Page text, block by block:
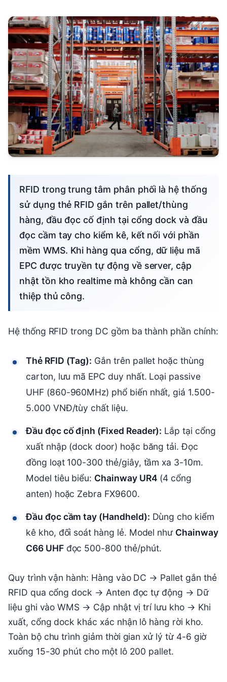
RFID trong trung tâm phân phối là hệ thống
sử dụng thẻ RFID gắn trên pallet/thùng
hàng, đầu đọc cố định tại cổng dock và đầu
đọc cầm tay cho kiểm kê, kết nối với phần
mềm WMS. Khi hàng qua cổng, dữ liệu mã
EPC được truyền tự động về server, cập
nhật tồn kho realtime mà không cần can
thiệp thủ công.
Hệ thống RFID trong DC gồm ba thành phần chính:
Thẻ RFID (Tag): Gắn trên pallet hoặc thùng
carton, lưu mã EPC duy nhất. Loại passive
UHF (860-960MHz) phổ biến nhất, giá 1.500-
5.000 VNĐ/tùy chất liệu.
Đầu đọc cố định (Fixed Reader): Lắp tại cổng
xuất nhập (dock door) hoặc băng tải. Đọc
đồng loạt 100-300 thẻ/giây, tầm xa 3-10m.
Model tiêu biểu: Chainway UR4 (4 cổng
anten) hoặc Zebra FX9600.
Đầu đọc cầm tay (Handheld): Dùng cho kiểm
kê kho, đối soát hàng lẻ. Model như Chainway
C66 UHFđọc 500-800 thẻ/phút.
Quy trình vận hành: Hàng vào DC → Pallet gắn thẻ
RFID qua cổng dock → Anten đọc tự động → Dữ
liệu ghi vào WMS → Cập nhật vị trí lưu kho → Khi
xuất, cổng dock khác xác nhận lô hàng rời kho.
Toàn bộ chu trình giảm thời gian xử lý từ 4-6 giờ
xuống 15-30 phút cho một lô 200 pallet.